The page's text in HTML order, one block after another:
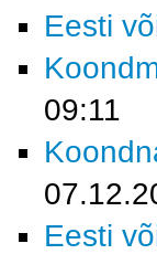
Eesti
09:11
Eesti